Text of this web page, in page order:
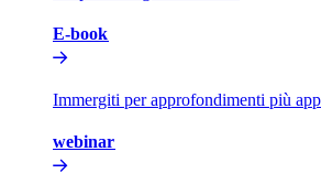
E-book​​
Immergiti per approfondimenti più
webinar​​